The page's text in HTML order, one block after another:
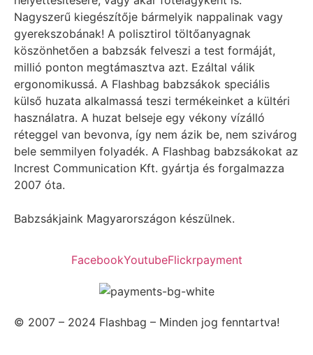
Nagyszerű kiegészítője bármelyik nappalinak vagy
gyerekszobának! A polisztirol töltőanyagnak
köszönhetően a babzsák felveszi a test formáját,
millió ponton megtámasztva azt. Ezáltal válik
ergonomikussá. A Flashbag babzsákok speciális
külső huzata alkalmassá teszi termékeinket a kültéri
használatra. A huzat belseje egy vékony vízálló
réteggel van bevonva, így nem ázik be, nem szivárog
bele semmilyen folyadék. A Flashbag babzsákokat az
Increst Communication Kft. gyártja és forgalmazza
2007 óta.
Babzsákjaink Magyarországon készülnek.
FacebookYoutubeFlickrpayment
© 2007 – 2024 Flashbag – Minden jog fenntartva!